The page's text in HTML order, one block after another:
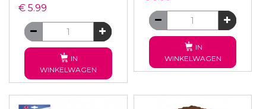
€ 5.99
IN
WINKELWAGEN
IN
WINKELWAGEN